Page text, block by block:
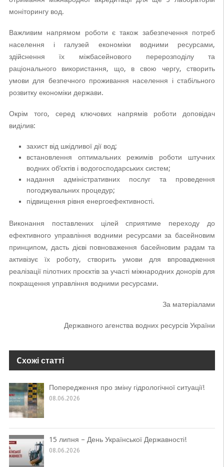
моніторингу вод.
Важливим напрямом роботи є також забезпечення потреб
населення і галузей економіки водними ресурсами,
здійснення їх міжбасейнового перерозподілу та
раціонального використання, що, в свою чергу, створить
умови для безпечного проживання населення і стабільного
розвитку економіки держави.
Окрім того, серед ключових напрямів роботи доповідач
виділив:
захист від шкідливої дії вод;
встановлення оптимальних режимів роботи штучних
водних об’єктів і водогосподарських систем;
надання адміністративних послуг та проведення
погоджувальних процедур;
підвищення рівня енергоефективності.
Виконання поставлених цілей сприятиме переходу до
ефективного управління водними ресурсами за басейновим
принципом, дасть дієві повноваження басейновим радам та
активізує їх роботу, створить умови для впровадження
реалізації пілотних проєктів за участі міжнародних донорів для
покращення управління водними ресурсами.
За матеріалами
Державного агенства водних ресурсів України
Cхожі статті
Попередження про зміну гідрологічної ситуації!
08.06.2026
15 липня – День Української Державності!
08.06.2026